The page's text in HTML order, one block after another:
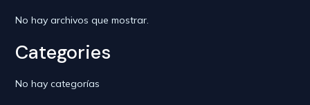
No hay archivos que mostrar.
Categories
No hay categorías